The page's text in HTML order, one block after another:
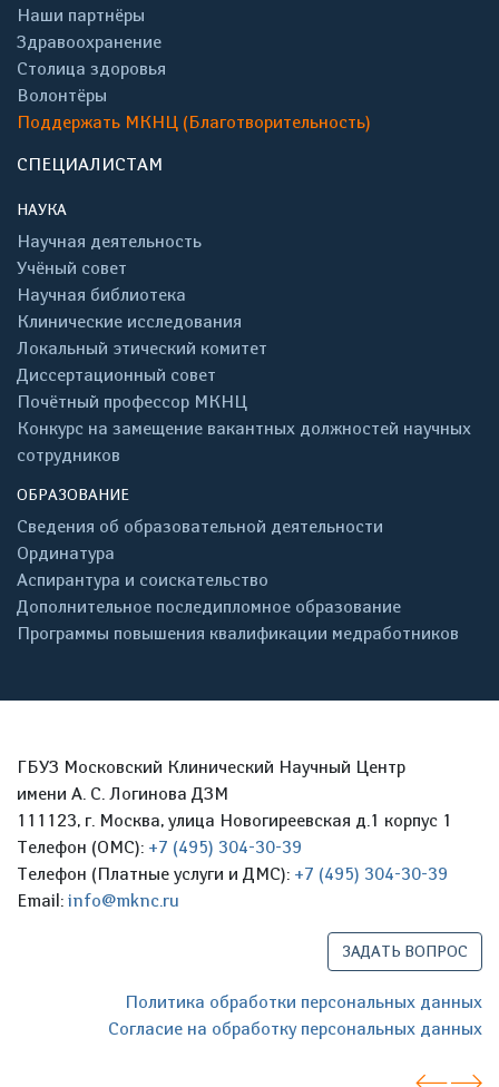
Наши партнёры
Здравоохранение
Столица здоровья
Волонтёры
Поддержать МКНЦ (Благотворительность)
СПЕЦИАЛИСТАМ
НАУКА
Научная деятельность
Учёный совет
Научная библиотека
Клинические исследования
Локальный этический комитет
Диссертационный совет
Почётный профессор МКНЦ
Конкурс на замещение вакантных должностей научных
сотрудников
ОБРАЗОВАНИЕ
Сведения об образовательной деятельности
Ординатура
Аспирантура и соискательство
Дополнительное последипломное образование
Программы повышения квалификации медработников
ГБУЗ Московский Клинический Научный Центр
имени А. С. Логинова ДЗМ
111123, г. Москва, улица Новогиреевская д.1 корпус 1
Телефон (ОМС): +7 (495) 304-30-39
Телефон (Платные услуги и ДМС): +7 (495) 304-30-39
Email: info@mknc.ru
ЗАДАТЬ ВОПРОС
Политика обработки персональных данных
Согласие на обработку персональных данных